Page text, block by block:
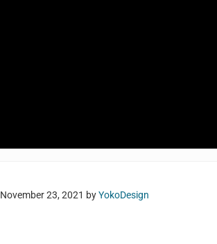
November 23, 2021 byYokoDesign